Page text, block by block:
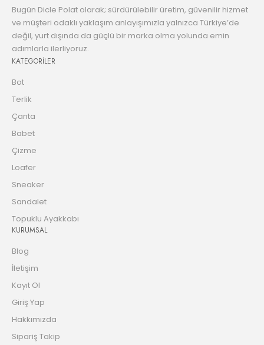
Bugün Dicle Polat olarak; sürdürülebilir üretim, güvenilir hizmet
ve müşteri odaklı yaklaşım anlayışımızla yalnızca Türkiye’de
değil, yurt dışında da güçlü bir marka olma yolunda emin
adımlarla ilerliyoruz.
KATEGORİLER
Bot
Terlik
Çanta
Babet
Çizme
Loafer
Sneaker
Sandalet
Topuklu Ayakkabı
KURUMSAL
Blog
İletişim
Kayıt Ol
Giriş Yap
Hakkımızda
Sipariş Takip